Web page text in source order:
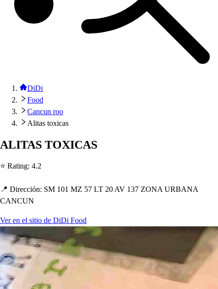
DiDi
Food
Cancun roo
Alitas toxicas
ALITAS TOXICAS
⭐ Rating: 4.2
📍 Dirección: SM 101 MZ 57 LT 20 AV 137 ZONA URBANA
CANCUN
Ver en el sitio de DiDi Food